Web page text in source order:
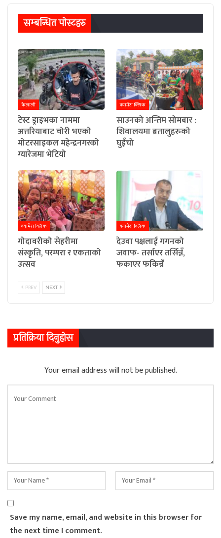
सम्बन्धित पाेस्टहरु
कैलाली
टेस्ट ड्राइभका नाममा
अत्तरियाबाट चोरी भएको
मोटरसाइकल महेन्द्रनगरको
ग्यारेजमा भेटियो
क्यामेरा क्लिक
साउनको अन्तिम सोमबार :
शिवालयमा ब्रतालुहरुको
घुइँचो
क्यामेरा क्लिक
गोदावरीको सेहरीमा
संस्कृति, परम्परा र एकताको
उत्सव
क्यामेरा क्लिक
देउवा पक्षलाई गगनको
जवाफ- तर्साएर तर्सिन्नँ,
फकाएर फकिन्नँ
PREV NEXT
प्रतिक्रिया दिनुहोस
Your email address will not be published.
Save my name, email, and website in this browser for
the next time I comment.